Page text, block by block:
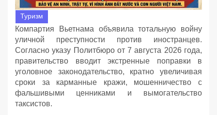
Туризм
Компартия Вьетнама объявила тотальную войну
уличной преступности против иностранцев.
Согласно указу Политбюро от 7 августа 2026 года,
правительство вводит экстренные поправки в
уголовное законодательство, кратно увеличивая
сроки за карманные кражи, мошенничество с
фальшивыми ценниками и вымогательство
таксистов.